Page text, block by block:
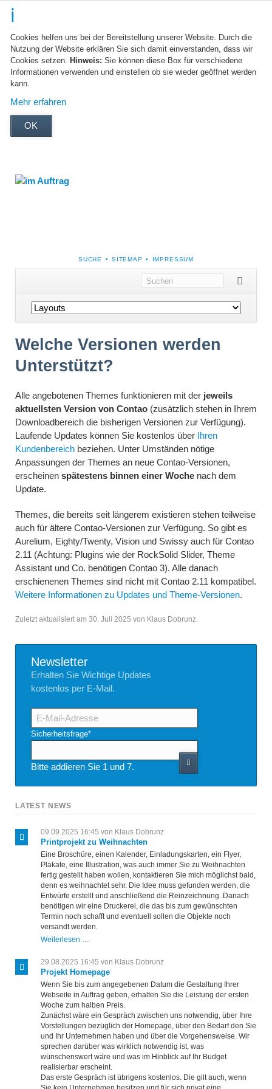
Cookies helfen uns bei der Bereitstellung unserer Website. Durch die
Nutzung der Website erklären Sie sich damit einverstanden, dass wir
Cookies setzen. Hinweis: Sie können diese Box für verschiedene
Informationen verwenden und einstellen ob sie wieder geöffnet werden
kann.
Mehr erfahren
OK
NAVIGATION
ÜBERSPRINGEN
SUCHE SITEMAP IMPRESSUM
Navigation
überspringen
Welche Versionen werden
Unterstützt?
Alle angebotenen Themes funktionieren mit der jeweils
aktuellsten Version von Contao(zusätzlich stehen in Ihrem
Downloadbereich die bisherigen Versionen zur Verfügung).
Laufende Updates können Sie kostenlos über Ihren
Kundenbereichbeziehen. Unter Umständen nötige
Anpassungen der Themes an neue Contao-Versionen,
erscheinen spätestens binnen einer Wochenach dem
Update.
Themes, die bereits seit längerem existieren stehen teilweise
auch für ältere Contao-Versionen zur Verfügung. So gibt es
Aurelium, Eighty/Twenty, Vision und Swissy auch für Contao
2.11 (Achtung: Plugins wie der RockSolid Slider, Theme
Assistant und Co. benötigen Contao 3). Alle danach
erschienenen Themes sind nicht mit Contao 2.11 kompatibel.
Weitere Informationen zu Updates und Theme-Versionen.
Zuletzt aktualisiert am 30. Juli 2025 von Klaus Dobrunz.
Newsletter
Erhalten Sie Wichtige Updates
kostenlos per E-Mail.
E-
Mail-
Adresse
Pflichtfeld
Sicherheitsfrage*
Bitte addieren Sie 1 und 7.
LATEST NEWS
09.09.2025 16:45 von Klaus Dobrunz
Printprojekt zu Weihnachten
Eine Broschüre, einen Kalender, Einladungskarten, ein Flyer,
Plakate, eine Illustration, was auch immer Sie zu Weihnachten
fertig gestellt haben wollen, kontaktieren Sie mich möglichst bald,
denn es weihnachtet sehr. Die Idee muss gefunden werden, die
Entwürfe erstellt und anschließend die Reinzeichnung. Danach
benötigen wir eine Druckerei, die das bis zum gewünschten
Termin noch schafft und eventuell sollen die Objekte noch
versandt werden.
Weiterlesen …
Weihnachten
29.08.2025 16:45 von Klaus Dobrunz
Projekt Homepage
Wenn Sie bis zum angegebenen Datum die Gestaltung Ihrer
Webseite in Auftrag geben, erhalten Sie die Leistung der ersten
Woche zum halben Preis.
Zunächst wäre ein Gespräch zwischen uns notwendig, über Ihre
Vorstellungen bezüglich der Homepage, über den Bedarf den Sie
und Ihr Unternehmen haben und über die Vorgehensweise. Wir
sprechen darüber was wirklich notwendig ist, was
wünschenswert wäre und was im Hinblick auf Ihr Budget
realisierbar erscheint.
Das erste Gespräch ist übrigens kostenlos. Die gilt auch, wenn